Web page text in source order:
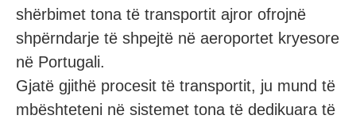
shërbimet tona të transportit ajror ofrojnë
shpërndarje të shpejtë në aeroportet kryesore
në Portugali.
Gjatë gjithë procesit të transportit, ju mund të
mbështeteni në sistemet tona të dedikuara të